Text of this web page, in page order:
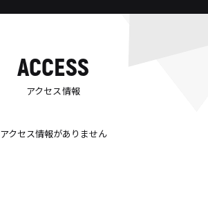
ACCESS
アクセス情報
アクセス情報がありません